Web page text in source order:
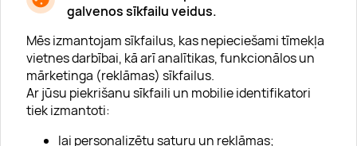
galvenos sīkfailu veidus.
Mēs izmantojam sīkfailus, kas nepieciešami tīmekļa
vietnes darbībai, kā arī analītikas, funkcionālos un
mārketinga (reklāmas) sīkfailus.
Ar jūsu piekrišanu sīkfaili un mobilie identifikatori
tiek izmantoti:
lai personalizētu saturu un reklāmas;
Par "Lieliska dāvana"